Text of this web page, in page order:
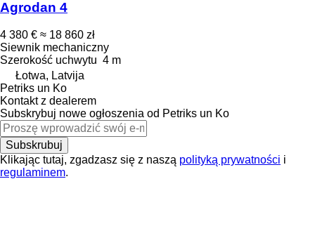
Agrodan 4
4 380 € ≈ 18 860 zł
Siewnik mechaniczny
Szerokość uchwytu 4 m
Łotwa, Latvija
Petriks un Ko
Kontakt z dealerem
Subskrybuj nowe ogłoszenia od Petriks un Ko
Subskrubuj
Klikając tutaj, zgadzasz się z naszą polityką prywatności i
regulaminem.